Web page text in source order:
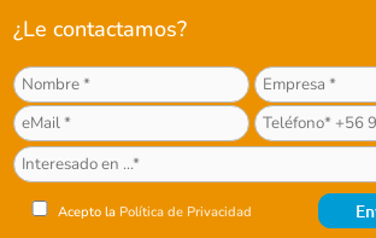
¿Le contactamos?
Acepto la Política de Privacidad